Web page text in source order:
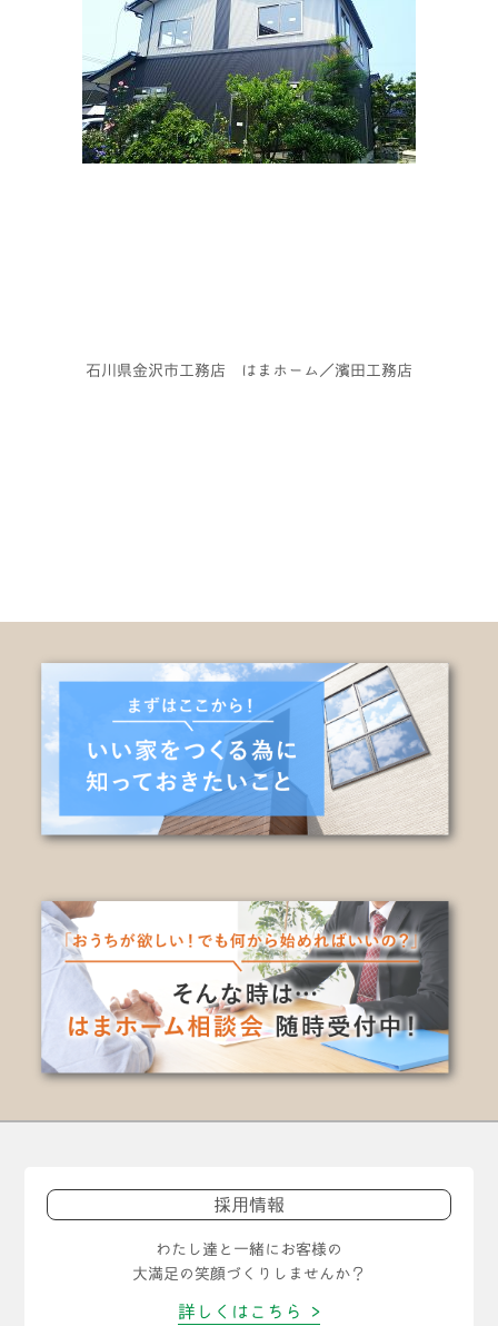
石川県金沢市工務店 はまホーム／濱田工務店
採用情報
わたし達と一緒にお客様の
大満足の笑顔づくりしませんか？
詳しくはこちら >